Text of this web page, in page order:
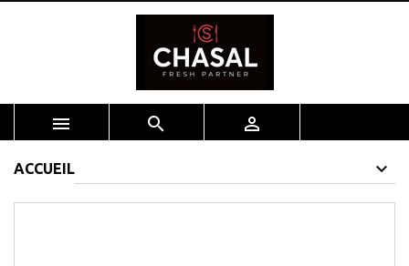
  
ACCUEIL